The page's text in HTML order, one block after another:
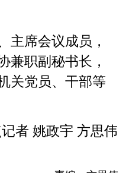
主席会议成员，
兼职副秘书长，
关党员、干部等
者 姚政宇 方思伟